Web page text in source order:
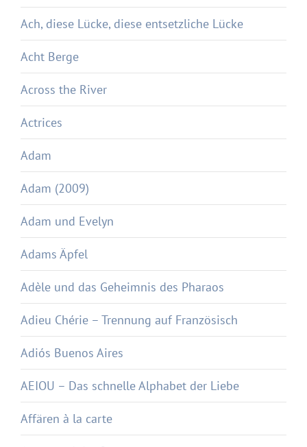
Ach, diese Lücke, diese entsetzliche Lücke
Acht Berge
Across the River
Actrices
Adam
Adam (2009)
Adam und Evelyn
Adams Äpfel
Adèle und das Geheimnis des Pharaos
Adieu Chérie – Trennung auf Französisch
Adiós Buenos Aires
AEIOU – Das schnelle Alphabet der Liebe
Affären à la carte